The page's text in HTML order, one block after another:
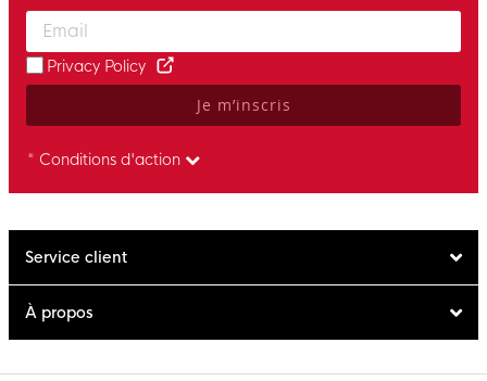
Enter your email and accept the privacy policy to subscribe to
Privacy Policy
Je m’inscris
* Conditions d'action
Service client
À propos